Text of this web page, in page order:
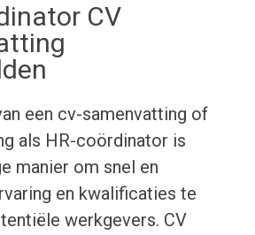
CV
een cv-samenvatting of
als HR-coördinator is
manier om snel en
en kwalificaties te
werkgevers. CV